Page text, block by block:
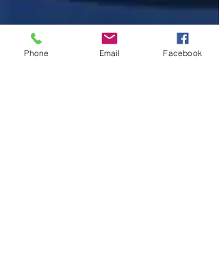
Phone Email Facebook